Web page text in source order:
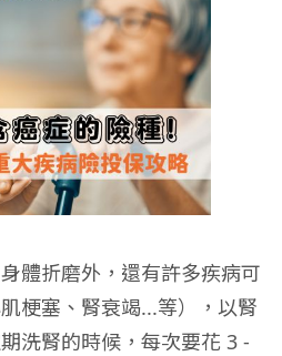
體折磨外，還有許多疾病可
梗塞、腎衰竭...等），以腎
洗腎的時候，每次要花 3 -